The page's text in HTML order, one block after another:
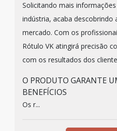
Solicitando mais
indústria, acaba descobrindo
mercado. Com os
Rótulo VK atingirá precisão
com os resultados dos
O PRODUTO GARANTE
BENEFÍCIOS
Os r...